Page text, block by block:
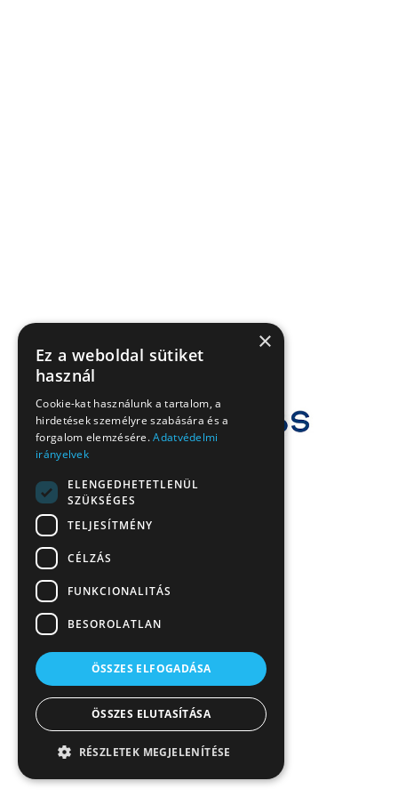
×
Ez a weboldal sütiket
használ
Cookie-kat használunk a tartalom, a
hirdetések személyre szabására és a
forgalom elemzésére.Adatvédelmi
irányelvek
ELENGEDHETETLENÜL
SZÜKSÉGES
TELJESÍTMÉNY
CÉLZÁS
FUNKCIONALITÁS
BESOROLATLAN
ÖSSZES ELFOGADÁSA
ÖSSZES ELUTASÍTÁSA
RÉSZLETEK MEGJELENÍTÉSE